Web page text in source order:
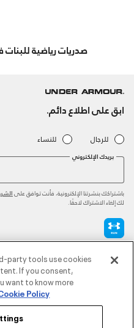
صدريات رياضية
ابق على اطلاع دائم.
للرجال للنساء
بريدك الإلكتروني
باشتراكك بنشرتنا الإلكترونية، فأنت توافق على
لك إلغاء الاشتراك لاحقًا.
طرق الدفع المعتمدةparty tools use cookies
If you consent,
want to know more
Policy